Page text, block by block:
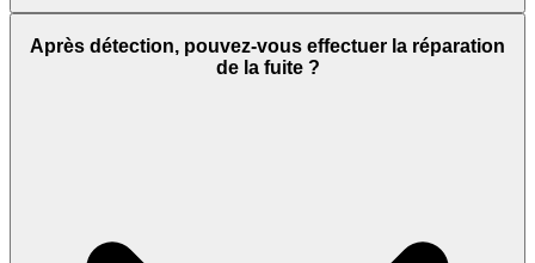
Après détection, pouvez-vous effectuer la réparation
de la fuite ?